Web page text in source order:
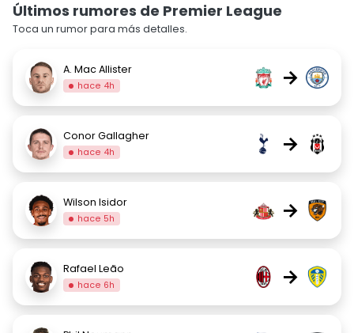
Últimos rumores de Premier League
Toca un rumor para más detalles.
A. Mac Allister
hace 4h →
Conor Gallagher
hace 4h →
Wilson Isidor
hace 5h →
Rafael Leão
hace 6h →